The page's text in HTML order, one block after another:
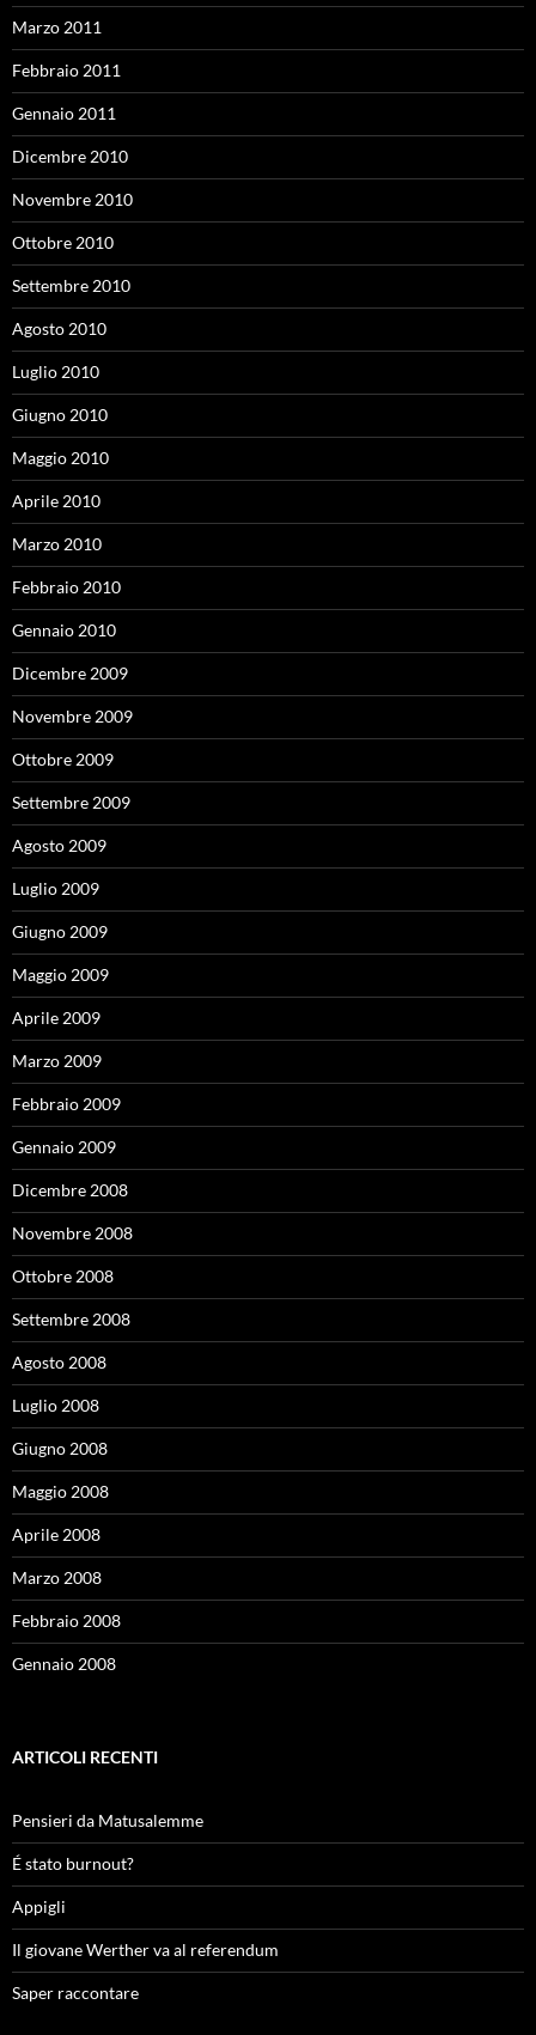
Marzo 2011
Febbraio 2011
Gennaio 2011
Dicembre 2010
Novembre 2010
Ottobre 2010
Settembre 2010
Agosto 2010
Luglio 2010
Giugno 2010
Maggio 2010
Aprile 2010
Marzo 2010
Febbraio 2010
Gennaio 2010
Dicembre 2009
Novembre 2009
Ottobre 2009
Settembre 2009
Agosto 2009
Luglio 2009
Giugno 2009
Maggio 2009
Aprile 2009
Marzo 2009
Febbraio 2009
Gennaio 2009
Dicembre 2008
Novembre 2008
Ottobre 2008
Settembre 2008
Agosto 2008
Luglio 2008
Giugno 2008
Maggio 2008
Aprile 2008
Marzo 2008
Febbraio 2008
Gennaio 2008
ARTICOLI RECENTI
Pensieri da Matusalemme
É stato burnout?
Appigli
Il giovane Werther va al referendum
Saper raccontare